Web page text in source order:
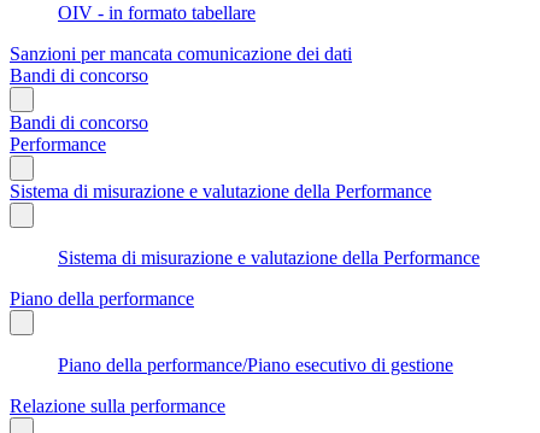
OIV - in formato tabellare
Sanzioni per mancata comunicazione dei dati
Bandi di concorso
Bandi di concorso
Performance
Sistema di misurazione e valutazione della Performance
Sistema di misurazione e valutazione della Performance
Piano della performance
Piano della performance/Piano esecutivo di gestione
Relazione sulla performance